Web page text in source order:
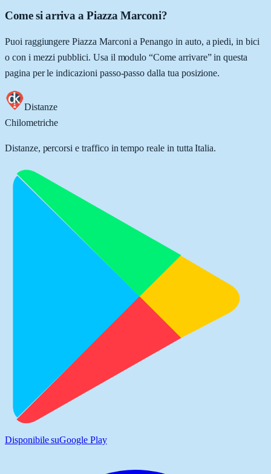
Come si arriva a Piazza Marconi?
Puoi raggiungere Piazza Marconi a Penango in auto, a piedi, in bici
o con i mezzi pubblici. Usa il modulo “Come arrivare” in questa
pagina per le indicazioni passo-passo dalla tua posizione.
Distanze
Chilometriche
Distanze, percorsi e traffico in tempo reale in tutta Italia.
Disponibile suGoogle Play